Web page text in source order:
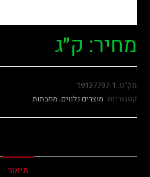
מחיר: ק״ג
מק"ט: 19137797-1
קטגוריות: מוצרים נלווים, מחבתות
תיאור